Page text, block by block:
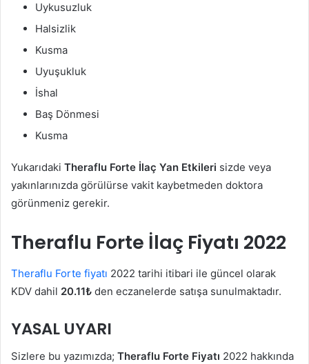
Uykusuzluk
Halsizlik
Kusma
Uyuşukluk
İshal
Baş Dönmesi
Kusma
Yukarıdaki Theraflu Forte İlaç Yan Etkileri sizde veya
yakınlarınızda görülürse vakit kaybetmeden doktora
görünmeniz gerekir.
Theraflu Forte İlaç Fiyatı 2022
Theraflu Forte fiyatı 2022 tarihi itibari ile güncel olarak
KDV dahil 20.11₺ den eczanelerde satışa sunulmaktadır.
YASAL UYARI
Sizlere bu yazımızda; Theraflu Forte Fiyatı 2022 hakkında